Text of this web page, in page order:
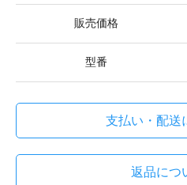
販売価格
型番
支払い・配送
返品につ